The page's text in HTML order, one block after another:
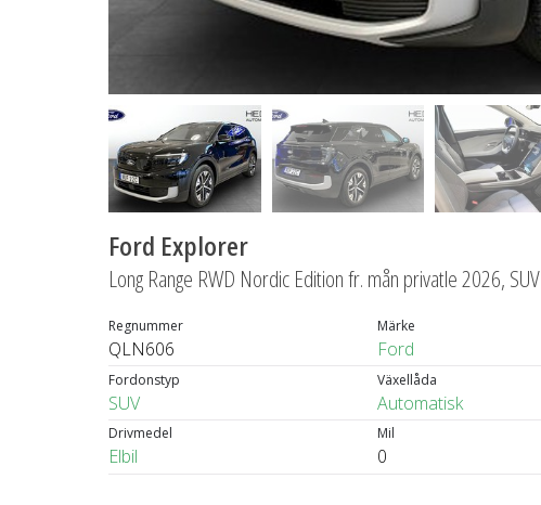
Ford Explorer
Long Range RWD Nordic Edition fr. mån privatle 2026, SUV
Regnummer
QLN606
Märke
Ford
Fordonstyp
SUV
Växellåda
Automatisk
Drivmedel
Elbil
Mil
0